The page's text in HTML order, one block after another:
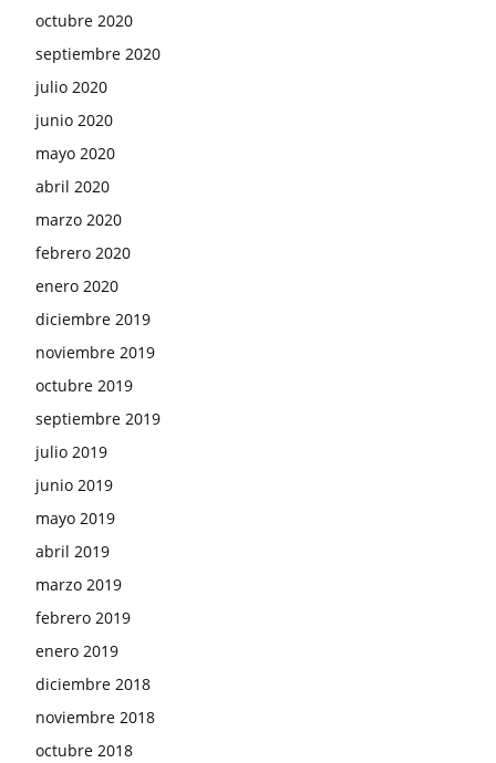
octubre 2020
septiembre 2020
julio 2020
junio 2020
mayo 2020
abril 2020
marzo 2020
febrero 2020
enero 2020
diciembre 2019
noviembre 2019
octubre 2019
septiembre 2019
julio 2019
junio 2019
mayo 2019
abril 2019
marzo 2019
febrero 2019
enero 2019
diciembre 2018
noviembre 2018
octubre 2018